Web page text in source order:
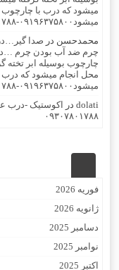
میشود که درب با
میشود۰۹۱۹۶۳۷۵۸۰۰-۰۹۳۰۷۸۰۱۷۸۸مهندس دولتی
محمدحسن در صدا
چرم ضد آب بودن چرم
چارچوب بوسیله ابر تخته
محل انجام میشود که
میشود۰۹۱۹۶۳۷۵۸۰۰-۰۹۳۰۷۸۰۱۷۸۸مهندس دولتی
dolati در
۰۹۳۰۷۸۰۱۷۸۸
فوریه 2026
ژانویه 2026
دسامبر 2025
نوامبر 2025
اکتبر 2025